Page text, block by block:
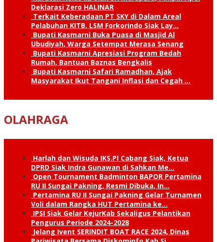
Deklarasi Zero HALINAR
Terkait Keberadaan PT SKY di Dalam Areal
Pelabuhan KITB, LSM Forkorindo Siak Lay…
Bupati Kasmarni Buka Puasa di Masjid Al
Ubudiyah, Warga Setempat Merasa Senang
Bupati Kasmarni Apresiasi Program Bedah
Rumah, Bantuan Baznas Bengkalis
Bupati Kasmarni Safari Ramadhan, Ajak
Masyarakat Ikut Tangani Inflasi dan Cegah …
OLAHRAGA
Harlah dan Wisuda IKS.PI Cabang Siak, Ketua
DPRD Siak Indra Gunawan di Sahkan Me…
Open Tournament Badminton BAPOR Pertamina
RU II Sungai Pakning, Resmi Dibuka, In…
Pertamina RU II Sungai Pakning Gelar Turnamen
Voli dalam Rangka HUT Pertamina ke…
IPSI Siak Gelar KejurKab Sekaligus Pelantikan
Pengurus Periode 2024-2028
Jelang Ivent SERINDIT BOAT RACE 2024, Dinas